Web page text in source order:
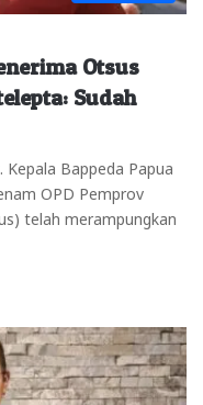
Otsus
Sudah
Kepala Bappeda Papua
OPD Pemprov
telah merampungkan